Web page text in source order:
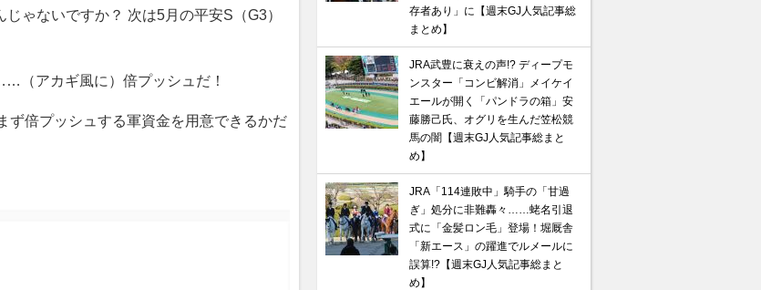
ゃないですか？ 次は5月の平安S（G3）
（アカギ風に）倍プッシュだ！
ず倍プッシュする軍資金を用意できるかだ
存者あり」に【週末GJ人気記事総
まとめ】
JRA武豊に衰えの声!? ディープモ
ンスター「コンビ解消」メイケイ
エールが開く「パンドラの箱」安
藤勝己氏、オグリを生んだ笠松競
馬の闇【週末GJ人気記事総まと
め】
JRA「114連敗中」騎手の「甘過
ぎ」処分に非難轟々……蛯名引退
式に「金髪ロン毛」登場！堀厩舎
「新エース」の躍進でルメールに
誤算!?【週末GJ人気記事総まと
め】